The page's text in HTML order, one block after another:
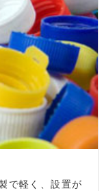
で軽く、設置が